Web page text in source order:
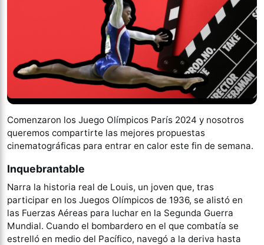
Comenzaron los Juego Olímpicos París 2024 y nosotros
queremos compartirte las mejores propuestas
cinematográficas para entrar en calor este fin de semana.
Inquebrantable
Narra la historia real de Louis, un joven que, tras
participar en los Juegos Olímpicos de 1936, se alistó en
las Fuerzas Aéreas para luchar en la Segunda Guerra
Mundial. Cuando el bombardero en el que combatía se
estrelló en medio del Pacífico, navegó a la deriva hasta